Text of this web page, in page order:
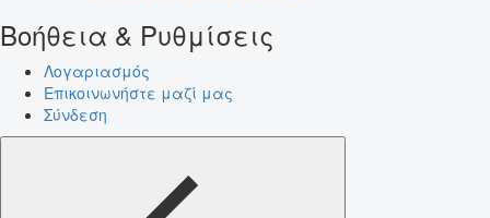
Βοήθεια & Ρυθμίσεις
Λογαριασμός
Επικοινωνήστε μαζί μας
Σύνδεση